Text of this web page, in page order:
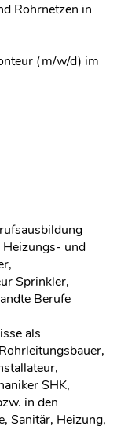
Rohrnetzen in
(m/w/d) im
Heizungs- und
Sprinkler,
Berufe
als
SHK,
in den
Sanitär, Heizung,